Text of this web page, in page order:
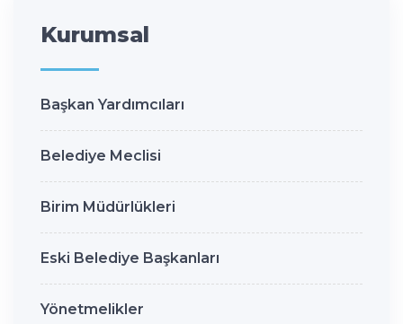
Kurumsal
Başkan Yardımcıları
Belediye Meclisi
Birim Müdürlükleri
Eski Belediye Başkanları
Yönetmelikler